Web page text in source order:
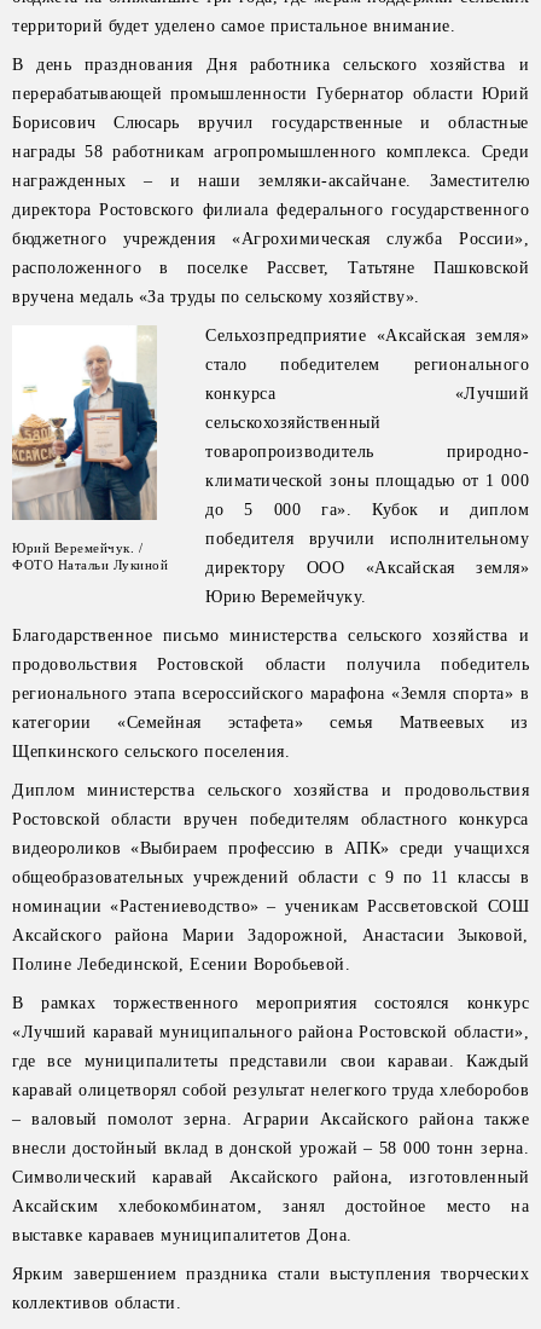
территорий будет уделено самое пристальное внимание.
В день празднования Дня работника сельского хозяйства и
перерабатывающей промышленности Губернатор области Юрий
Борисович Слюсарь вручил государственные и областные
награды 58 работникам агропромышленного комплекса. Среди
награжденных – и наши земляки-аксайчане. Заместителю
директора Ростовского филиала федерального государственного
бюджетного учреждения «Агрохимическая служба России»,
расположенного в поселке Рассвет, Татьтяне Пашковской
вручена медаль «За труды по сельскому хозяйству».
Юрий Веремейчук. /
ФОТО Натальи Лукиной
Сельхозпредприятие «Аксайская земля»
стало победителем регионального
конкурса «Лучший
сельскохозяйственный
товаропроизводитель природно-
климатической зоны площадью от 1 000
до 5 000 га». Кубок и диплом
победителя вручили исполнительному
директору ООО «Аксайская земля»
Юрию Веремейчуку.
Благодарственное письмо министерства сельского хозяйства и
продовольствия Ростовской области получила победитель
регионального этапа всероссийского марафона «Земля спорта» в
категории «Семейная эстафета» семья Матвеевых из
Щепкинского сельского поселения.
Диплом министерства сельского хозяйства и продовольствия
Ростовской области вручен победителям областного конкурса
видеороликов «Выбираем профессию в АПК» среди учащихся
общеобразовательных учреждений области с 9 по 11 классы в
номинации «Растениеводство» – ученикам Рассветовской СОШ
Аксайского района Марии Задорожной, Анастасии Зыковой,
Полине Лебединской, Есении Воробьевой.
В рамках торжественного мероприятия состоялся конкурс
«Лучший каравай муниципального района Ростовской области»,
где все муниципалитеты представили свои караваи. Каждый
каравай олицетворял собой результат нелегкого труда хлеборобов
– валовый помолот зерна. Аграрии Аксайского района также
внесли достойный вклад в донской урожай – 58 000 тонн зерна.
Символический каравай Аксайского района, изготовленный
Аксайским хлебокомбинатом, занял достойное место на
выставке караваев муниципалитетов Дона.
Ярким завершением праздника стали выступления творческих
коллективов области.